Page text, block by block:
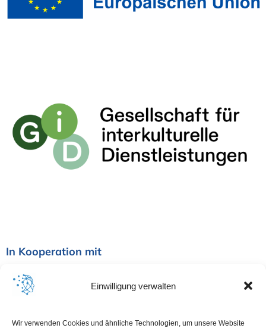
Einwilligung verwalten
Wir verwenden Cookies und ähnliche Technologien, um unsere Website
In Kooperation mit